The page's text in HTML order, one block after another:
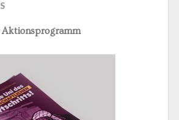
Aktionsprogramm